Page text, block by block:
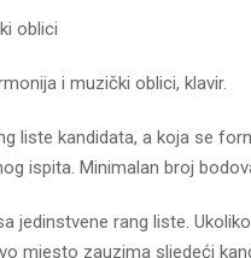
oblici
i muzički oblici, klavir.
liste kandidata, a koja se
ispita. Minimalan broj
jedinstvene rang liste.
mjesto zauzima sljedeći